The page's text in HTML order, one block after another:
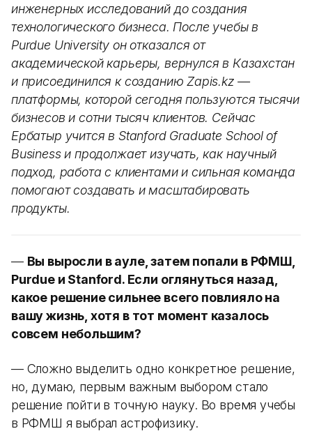
инженерных исследований до создания
технологического бизнеса. После учебы в
Purdue University он отказался от
академической карьеры, вернулся в Казахстан
и присоединился к созданию Zapis.kz —
платформы, которой сегодня пользуются тысячи
бизнесов и сотни тысяч клиентов. Сейчас
Ербатыр учится в Stanford Graduate School of
Business и продолжает изучать, как научный
подход, работа с клиентами и сильная команда
помогают создавать и масштабировать
продукты.
— Вы выросли в ауле, затем попали в РФМШ,
Purdue и Stanford. Если оглянуться назад,
какое решение сильнее всего повлияло на
вашу жизнь, хотя в тот момент казалось
совсем небольшим?
— Сложно выделить одно конкретное решение,
но, думаю, первым важным выбором стало
решение пойти в точную науку. Во время учебы
в РФМШ я выбрал астрофизику.